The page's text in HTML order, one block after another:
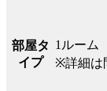
部屋タ
イプ
1ルーム
※詳細は